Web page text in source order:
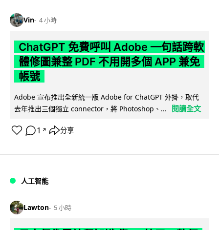
Vin 4 小時
ChatGPT 免費呼叫 Adobe 一句話跨軟
體修圖兼整 PDF 不用開多個 APP 兼免
帳號
Adobe 宣布推出全新統一版 Adobe for ChatGPT 外掛，取代
去年推出三個獨立 connector，將 Photoshop、...
閱讀全文
1 ↗ 分享
人工智能
Lawton 5 小時